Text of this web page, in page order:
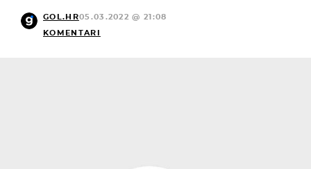
GOL.HR05.03.2022 @ 21:08
KOMENTARI